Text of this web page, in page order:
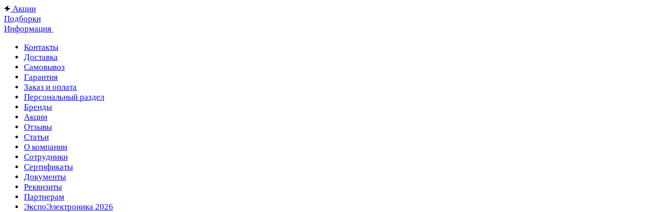
Акции
Подборки
Информация
Контакты
Доставка
Самовывоз
Гарантия
Заказ и оплата
Персональный раздел
Бренды
Акции
Отзывы
Статьи
О компании
Сотрудники
Сертификаты
Документы
Реквизиты
Партнерам
ЭкспоЭлектроника 2026